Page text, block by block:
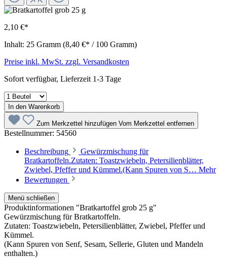
2,10 €*
Inhalt: 25 Gramm (8,40 €* / 100 Gramm)
Preise inkl. MwSt. zzgl. Versandkosten
Sofort verfügbar, Lieferzeit 1-3 Tage
In den Warenkorb
Zum Merkzettel hinzufügen Vom Merkzettel entfernen
Bestellnummer: 54560
Beschreibung
Gewürzmischung für
Bratkartoffeln.Zutaten: Toastzwiebeln, Petersilienblätter,
Zwiebel, Pfeffer und Kümmel.(Kann Spuren von S… Mehr
Bewertungen
Menü schließen
Produktinformationen "Bratkartoffel grob 25 g"
Gewürzmischung für Bratkartoffeln.
Zutaten: Toastzwiebeln, Petersilienblätter, Zwiebel, Pfeffer und
Kümmel.
(Kann Spuren von Senf, Sesam, Sellerie, Gluten und Mandeln
enthalten.)